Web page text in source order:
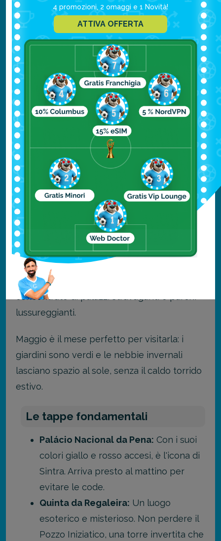
Percorso della Civetta:Segui i
segnavia a forma di civetta sui
marciapiedi per un tour autoguidato
dei principali monumenti storici.
Palazzo dei Duchi di Borgogna:Il
cuore politico della città, che ospita
anche il Museo delle Belle Arti (uno dei
più antichi di Francia).
Esperienze gastronomiche:Non
ripartire senza aver assaggiato la vera
senape di Digione (la Moutarde) e il
Pain d'épices. Visita il mercato coperto
Les Halles per prodotti freschi locali.
Sintra, Portogallo: Palazzi
romantici e mistero
A breve distanza da
concentrato di palazzi stravaganti e parchi
lussureggianti.
Maggio è il mese perfetto per visitarla: i
giardini sono verdi e le nebbie invernali
lasciano spazio al sole, senza il caldo torrido
estivo.
Le tappe fondamentali
Palácio Nacional da Pena: Con i suoi
colori giallo e rosso accesi, è l'icona di
Sintra. Arriva presto al mattino per
evitare le code.
Quinta da Regaleira: Un luogo
esoterico e misterioso. Non perdere il
Pozzo Iniziatico, una torre invertita che
4 promozioni, 2 omaggi e 1 Novità!
ATTIVA OFFERTA